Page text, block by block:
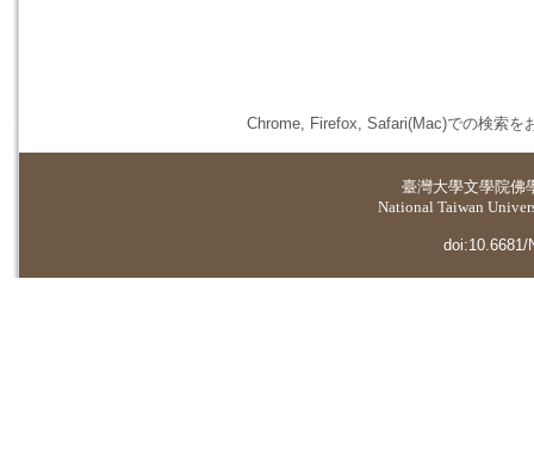
Chrome, Firefox, Safari(Mac)での検索を
臺灣大學文學院佛
National Taiwan
doi:10.6681/